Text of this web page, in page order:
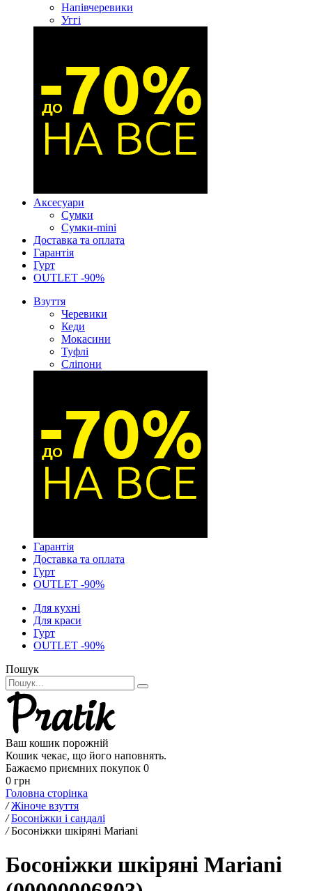
Напівчеревики
Уггі
Аксесуари
Сумки
Сумки-mini
Доставка та оплата
Гарантія
Гурт
OUTLET -90%
Взуття
Черевики
Кеди
Мокасини
Туфлі
Сліпони
Гарантія
Доставка та оплата
Гурт
OUTLET -90%
Для кухні
Для краси
Гурт
OUTLET -90%
Пошук
Ваш кошик порожній
Кошик чекає, що його наповнять.
Бажаємо приємних покупок 0
0 грн
Головна сторінка
/ Жіноче взуття
/ Босоніжки і сандалі
/ Босоніжки шкіряні Mariani
Босоніжки шкіряні Mariani